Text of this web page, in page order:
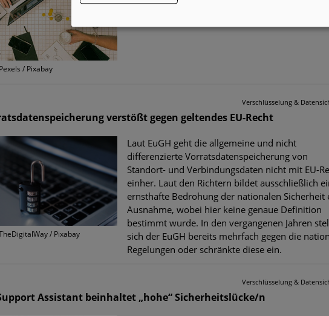
/ Pixabay
Verschlüsselung &
verstößt gegen geltendes EU-Recht
/ Pixabay
Laut EuGH geht die allgemeine und nicht
differenzierte Vorratsdatenspeicherung von
Standort- und Verbindungsdaten nicht mit EU-
einher. Laut den Richtern bildet ausschließlich
ernsthafte Bedrohung der nationalen Sicherheit
Ausnahme, wobei hier keine genaue Definition
bestimmt wurde. In den vergangenen Jahren
sich der EuGH bereits mehrfach gegen die
Regelungen oder schränkte diese ein.
Verschlüsselung &
Assistant beinhaltet „hohe“ Sicherheitslücke/n